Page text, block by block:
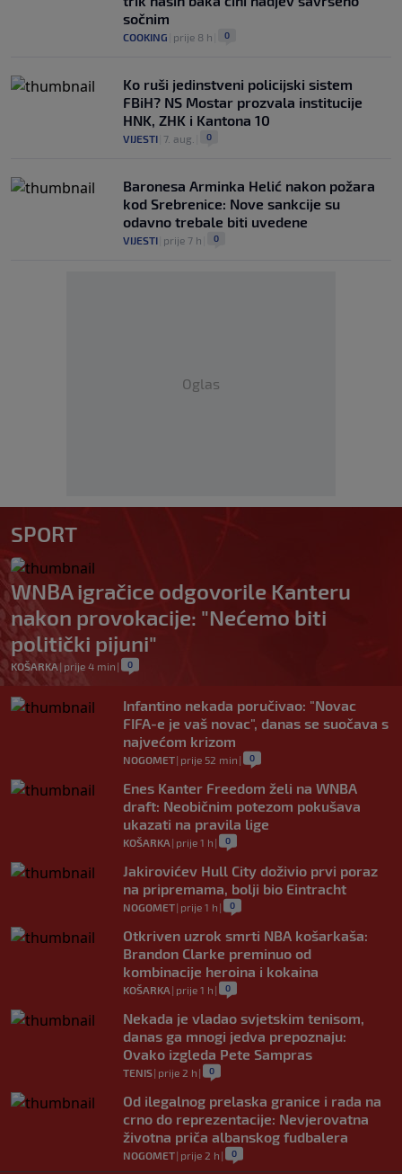
sočnim
COOKING prije 8 h 0
Ko ruši jedinstveni policijski sistem
FBiH? NS Mostar prozvala institucije
HNK, ZHK i Kantona 10
VIJESTI 7. aug. 0
Baronesa Arminka Helić nakon požara
kod Srebrenice: Nove sankcije su
odavno trebale biti uvedene
VIJESTI prije 7 h 0
Oglas
SPORT
WNBA igračice odgovorile Kanteru
nakon provokacije: "Nećemo biti
politički pijuni"
KOŠARKA | prije 4 min | 0
Infantino nekada poručivao: "Novac
FIFA-e je vaš novac", danas se suočava s
najvećom krizom
NOGOMET| prije 52 min | 0
Enes Kanter Freedom želi na WNBA
draft: Neobičnim potezom pokušava
ukazati na pravila lige
KOŠARKA | prije 1 h | 0
Jakirovićev Hull City doživio prvi poraz
na pripremama, bolji bio Eintracht
NOGOMET| prije 1 h | 0
Otkriven uzrok smrti NBA košarkaša:
Brandon Clarke preminuo od
kombinacije heroina i kokaina
KOŠARKA | prije 1 h | 0
Nekada je vladao svjetskim tenisom,
danas ga mnogi jedva prepoznaju:
Ovako izgleda Pete Sampras
TENIS| prije 2 h | 0
Od ilegalnog prelaska granice i rada na
crno do reprezentacije: Nevjerovatna
životna priča albanskog fudbalera
NOGOMET| prije 2 h | 0